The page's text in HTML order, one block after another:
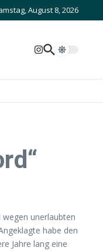
August 8, 2026
unerlaubten
habe den
Jahre lang eine